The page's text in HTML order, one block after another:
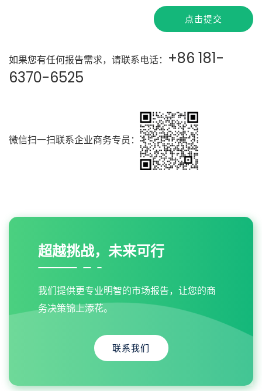
点击提交
如果您有任何报告需求，请联系电话： +86 181-
6370-6525
微信扫一扫联系企业商务专员：
超越挑战，未来可行
我们提供更专业明智的市场报告，让您的商
务决策锦上添花。
联系我们